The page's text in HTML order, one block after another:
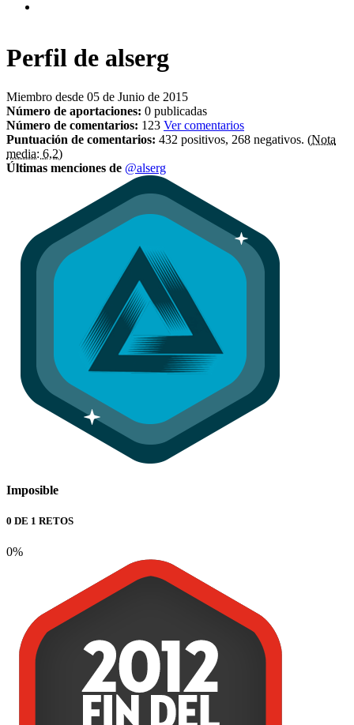
Perfil de alserg
Miembro desde 05 de Junio de 2015
Número de aportaciones: 0 publicadas
Número de comentarios: 123 Ver comentarios
Puntuación de comentarios: 432 positivos, 268 negativos. (Nota
media: 6,2)
Últimas menciones de @alserg
Imposible
0 DE 1 RETOS
0%